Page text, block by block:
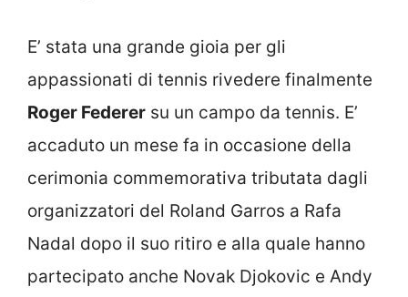
E’ stata una grande gioia per gli
appassionati di tennis rivedere finalmente
Roger Federer su un campo da tennis. E’
accaduto un mese fa in occasione della
cerimonia commemorativa tributata dagli
organizzatori del Roland Garros a Rafa
Nadal dopo il suo ritiro e alla quale hanno
partecipato anche Novak Djokovic e Andy